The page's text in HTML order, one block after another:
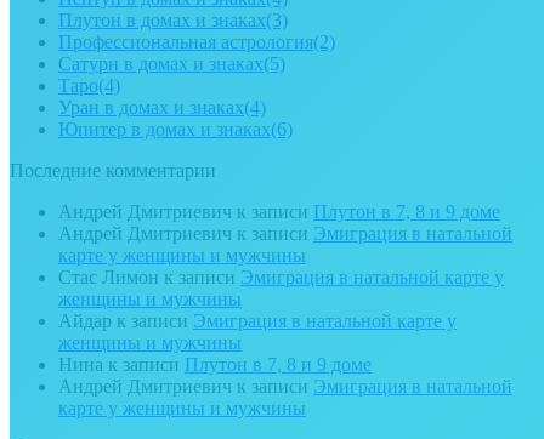
Плутон в домах и знаках(3)
Профессиональная астрология(2)
Сатурн в домах и знаках(5)
Таро(4)
Уран в домах и знаках(4)
Юпитер в домах и знаках(6)
Последние комментарии
Андрей Дмитриевич к записи Плутон в 7, 8 и 9 доме
Андрей Дмитриевич к записи Эмиграция в натальной
карте у женщины и мужчины
Стас Лимон к записи Эмиграция в натальной карте у
женщины и мужчины
Айдар к записи Эмиграция в натальной карте у
женщины и мужчины
Нина к записи Плутон в 7, 8 и 9 доме
Андрей Дмитриевич к записи Эмиграция в натальной
карте у женщины и мужчины